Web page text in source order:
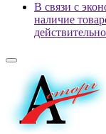
В связи с
наличие